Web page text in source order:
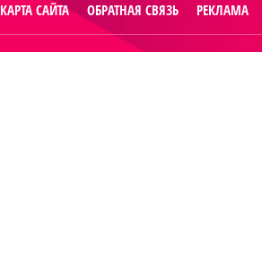
КАРТА САЙТА ОБРАТНАЯ СВЯЗЬ РЕКЛАМА